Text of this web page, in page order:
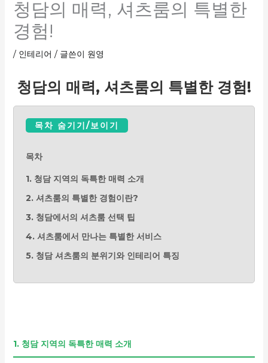
청담의 매력, 셔츠룸의 특별한
경험!
/ 인테리어 / 글쓴이 원영
청담의 매력, 셔츠룸의 특별한 경험!
목차 숨기기/보이기
목차
1. 청담 지역의 독특한 매력 소개
2. 셔츠룸의 특별한 경험이란?
3. 청담에서의 셔츠룸 선택 팁
4. 셔츠룸에서 만나는 특별한 서비스
5. 청담 셔츠룸의 분위기와 인테리어 특징
1. 청담 지역의 독특한 매력 소개